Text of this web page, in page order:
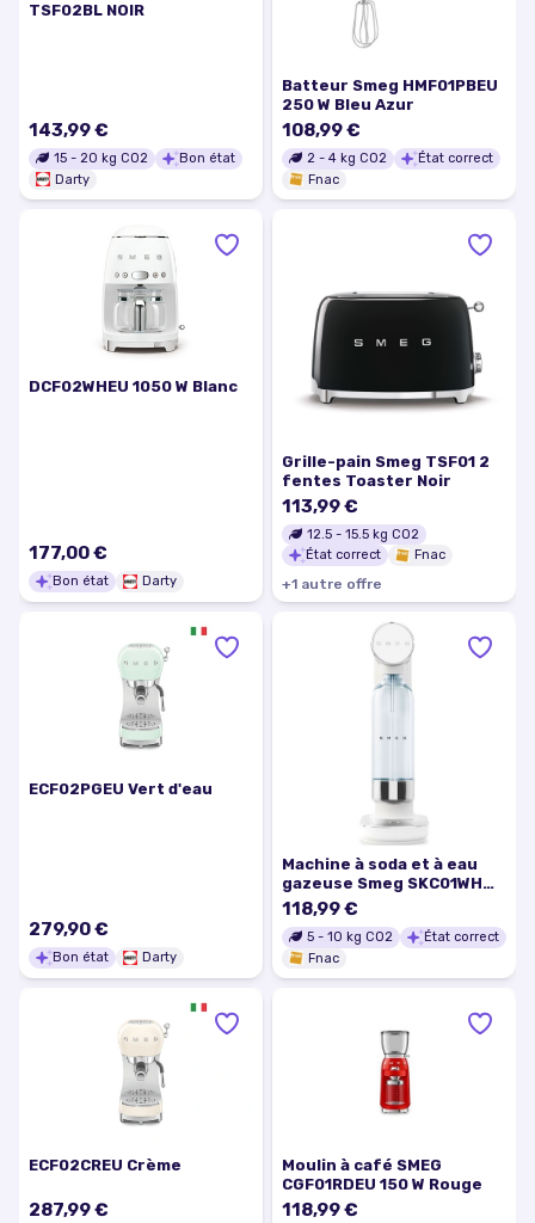
TSF02BL NOIR
143,99 €
15 - 20 kg CO2
Bon état
Darty
Batteur Smeg HMF01PBEU
250 W Bleu Azur
108,99 €
2 - 4 kg CO2
État correct
Fnac
DCF02WHEU 1050 W Blanc
177,00 €
Bon état Darty
Grille-pain Smeg TSF01 2
fentes Toaster Noir
113,99 €
12.5 - 15.5 kg CO2
État correct
Fnac
+1 autre offre
ECF02PGEU Vert d'eau
279,90 €
Bon état Darty
Machine à soda et à eau
gazeuse Smeg SKC01WHM
blanche
118,99 €
5 - 10 kg CO2
État correct
Fnac
ECF02CREU Crème
287,99 €
Moulin à café SMEG
CGF01RDEU 150 W Rouge
118,99 €